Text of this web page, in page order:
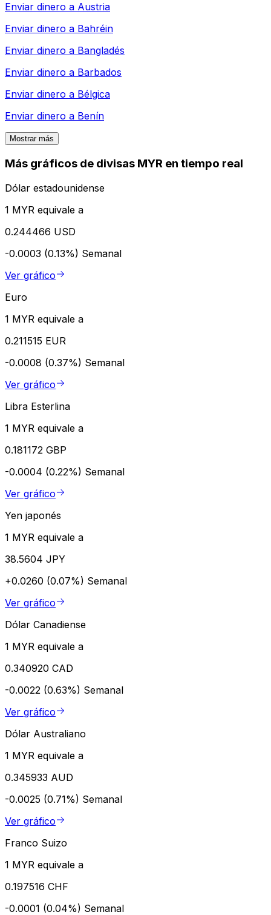
Enviar dinero a Austria
Enviar dinero a Bahréin
Enviar dinero a Bangladés
Enviar dinero a Barbados
Enviar dinero a Bélgica
Enviar dinero a Benín
Mostrar más
Más gráficos de divisas MYR en tiempo real
Dólar estadounidense
1 MYR equivale a
0.244466 USD
-0.0003 (0.13%) Semanal
Ver gráfico
Euro
1 MYR equivale a
0.211515 EUR
-0.0008 (0.37%) Semanal
Ver gráfico
Libra Esterlina
1 MYR equivale a
0.181172 GBP
-0.0004 (0.22%) Semanal
Ver gráfico
Yen japonés
1 MYR equivale a
38.5604 JPY
+0.0260 (0.07%) Semanal
Ver gráfico
Dólar Canadiense
1 MYR equivale a
0.340920 CAD
-0.0022 (0.63%) Semanal
Ver gráfico
Dólar Australiano
1 MYR equivale a
0.345933 AUD
-0.0025 (0.71%) Semanal
Ver gráfico
Franco Suizo
1 MYR equivale a
0.197516 CHF
-0.0001 (0.04%) Semanal